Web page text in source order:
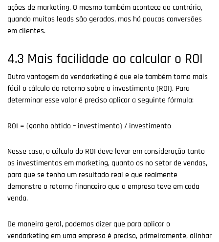
ações de marketing. O mesmo também acontece ao contrário,
quando muitos leads são gerados, mas há poucas conversões
em clientes.
4.3 Mais facilidade ao calcular o ROI
Outra vantagem do vendarketing é que ele também torna mais
fácil o cálculo do retorno sobre o investimento (ROI). Para
determinar esse valor é preciso aplicar a seguinte fórmula:
ROI = (ganho obtido – investimento) / investimento
Nesse caso, o cálculo do ROI deve levar em consideração tanto
os investimentos em marketing, quanto os no setor de vendas,
para que se tenha um resultado real e que realmente
demonstre o retorno financeiro que a empresa teve em cada
venda.
De maneira geral, podemos dizer que para aplicar o
vendarketing em uma empresa é preciso, primeiramente, alinhar